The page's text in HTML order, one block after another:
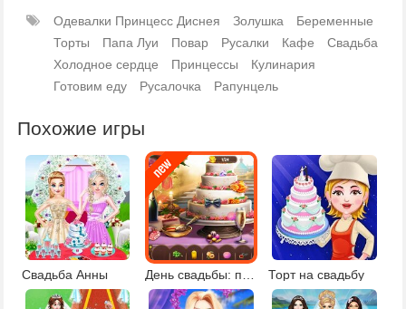
Одевалки Принцесс Диснея Золушка
Беременные
Торты
Папа Луи Повар Русалки Кафе
Свадьба
Холодное сердце
Принцессы
Кулинария
Готовим еду
Русалочка Рапунцель
Похожие игры
Свадьба Анны Торт на свадьбу